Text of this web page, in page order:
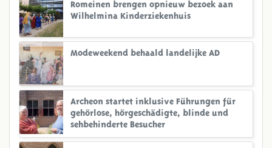
Romeinen brengen opnieuw bezoek aan
Wilhelmina Kinderziekenhuis
Modeweekend behaald landelijke AD
Archeon startet inklusive Führungen für
gehörlose, hörgeschädigte, blinde und
sehbehinderte Besucher